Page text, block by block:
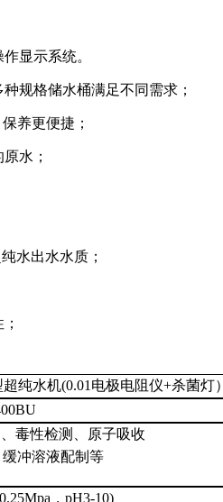
显示系统。
规格储水桶满足不同需求；
养更便捷；
水；
水出水水质；
纯水机(0.01电极电阻仪+杀菌灯）
毒性检测、原子吸收
冲溶液配制等
，pH3-10)